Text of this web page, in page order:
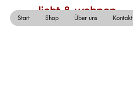
licht & wohnen
Start Shop Über uns Kontakt